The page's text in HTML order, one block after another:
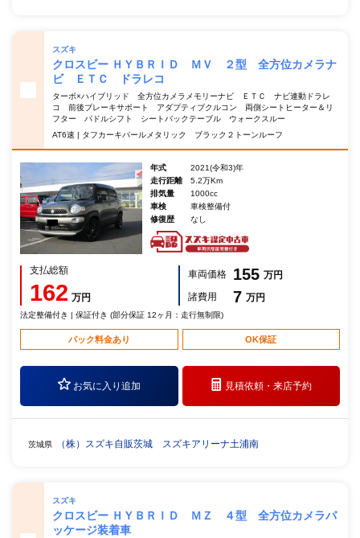
スズキ
クロスビー ＨＹＢＲＩＤ ＭＶ ２型 全方位カメラナ
ビ ＥＴＣ ドラレコ
ターボ×ハイブリッド 全方位カメラメモリーナビ ＥＴＣ ナビ連動ドラレ
コ 前後ブレーキサポート アダプティブクルコン 両側シートヒーター＆リ
フター パドルシフト シートバックテーブル ウォークスルー
AT6速 | タフカーキパールメタリック ブラック２トーンルーフ
年式
2021(令和3)年
走行距離
5.2万Km
排気量
1000cc
車検
車検整備付
修復歴
なし
支払総額
162 万円
車両価格 155 万円
諸費用
7 万円
法定整備付き | 保証付き (部分保証 12ヶ月：走行無制限)
パック料金あり OK保証
お気に入り追加 見積依頼・来店予約
茨城県 （株）スズキ自販茨城 スズキアリーナ土浦南
スズキ
クロスビー ＨＹＢＲＩＤ ＭＺ ４型 全方位カメラパ
ッケージ装着車